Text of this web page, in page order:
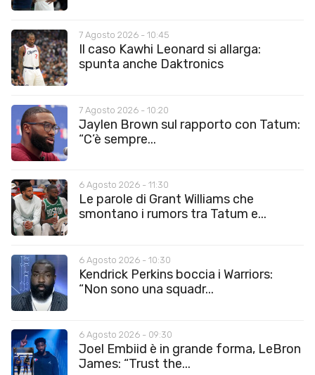
7 Agosto 2026 - 10:45
Il caso Kawhi Leonard si allarga:
spunta anche Daktronics
7 Agosto 2026 - 10:20
Jaylen Brown sul rapporto con Tatum:
“C’è sempre...
6 Agosto 2026 - 11:30
Le parole di Grant Williams che
smontano i rumors tra Tatum e...
6 Agosto 2026 - 10:30
Kendrick Perkins boccia i Warriors:
“Non sono una squadr...
6 Agosto 2026 - 09:30
Joel Embiid è in grande forma, LeBron
James: “Trust the...